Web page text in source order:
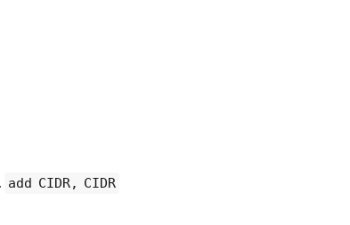
add CIDR, CIDR